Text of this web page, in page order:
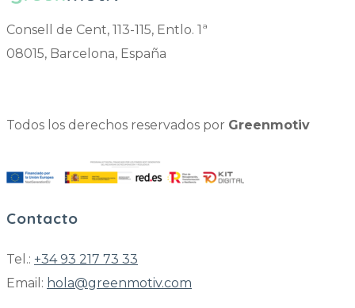
Consell de Cent, 113-115, Entlo. 1ª
08015, Barcelona, España
Todos los derechos reservados por Greenmotiv
Contacto
Tel.: +34 93 217 73 33
Email: hola@greenmotiv.com